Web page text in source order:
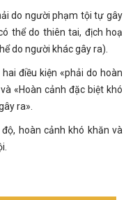
do người phạm tội tự gây
thể do thiên tai, địch hoạ
do người khác gây ra).
điều kiện «phải do hoàn
«Hoàn cảnh đặc biệt khó
ra».
hoàn cảnh khó khăn và